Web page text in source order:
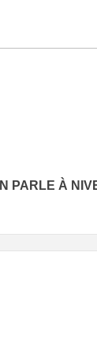
PARLE À